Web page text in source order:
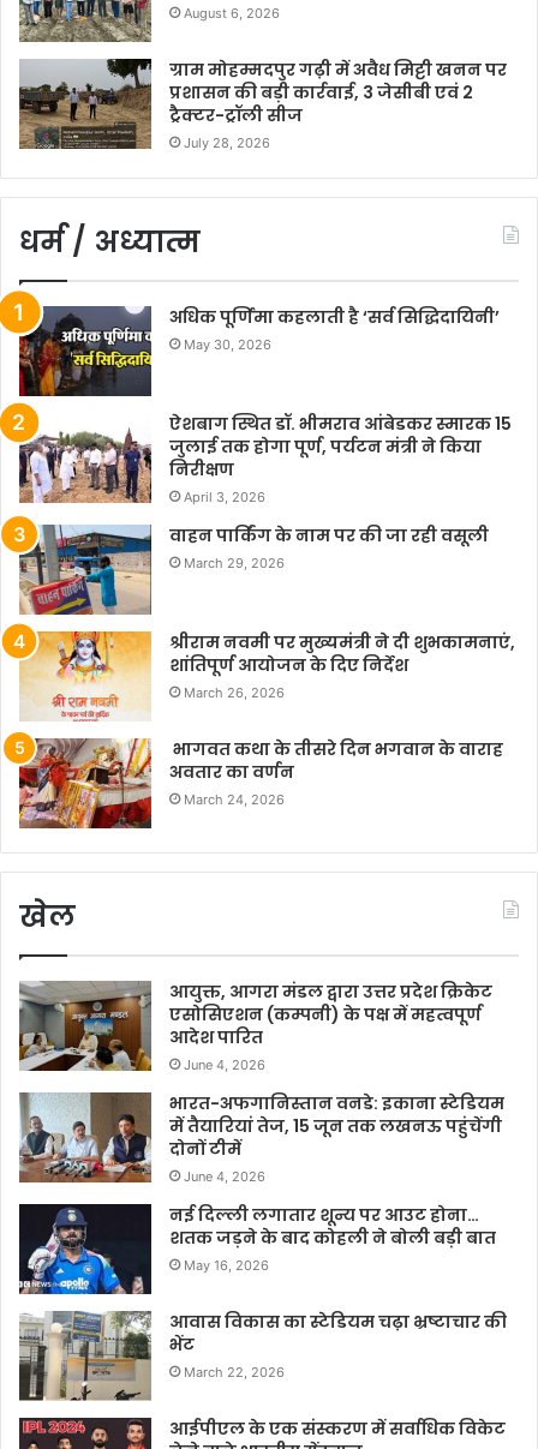
August 6, 2026
ग्राम मोहम्मदपुर गढ़ी में अवैध मिट्टी खनन पर
प्रशासन की बड़ी कार्रवाई, 3 जेसीबी एवं 2
ट्रैक्टर-ट्रॉली सीज
July 28, 2026
धर्म / अध्यात्म
अधिक पूर्णिमा कहलाती है ‘सर्व सिद्धिदायिनी’
May 30, 2026
ऐशबाग स्थित डॉ. भीमराव आंबेडकर स्मारक 15
जुलाई तक होगा पूर्ण, पर्यटन मंत्री ने किया
निरीक्षण
April 3, 2026
वाहन पार्किंग के नाम पर की जा रही वसूली
March 29, 2026
श्रीराम नवमी पर मुख्यमंत्री ने दी शुभकामनाएं,
शांतिपूर्ण आयोजन के दिए निर्देश
March 26, 2026
भागवत कथा के तीसरे दिन भगवान के वाराह
अवतार का वर्णन
March 24, 2026
खेल
आयुक्त, आगरा मंडल द्वारा उत्तर प्रदेश क्रिकेट
एसोसिएशन (कम्पनी) के पक्ष में महत्वपूर्ण
आदेश पारित
June 4, 2026
भारत-अफगानिस्तान वनडे: इकाना स्टेडियम
में तैयारियां तेज, 15 जून तक लखनऊ पहुंचेंगी
दोनों टीमें
June 4, 2026
नई दिल्ली लगातार शून्य पर आउट होना…
शतक जड़ने के बाद कोहली ने बोली बड़ी बात
May 16, 2026
आवास विकास का स्टेडियम चढ़ा भ्रष्टाचार की
भेंट
March 22, 2026
आईपीएल के एक संस्करण में सर्वाधिक विकेट